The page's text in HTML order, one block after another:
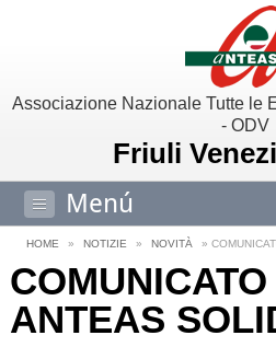
Associazione Nazionale Tutte le
- ODV
Friuli
Menú
HOME » NOTIZIE » NOVITÀ »
ANTEAS